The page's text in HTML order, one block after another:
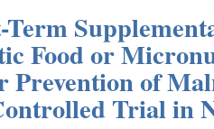
Food or
Prevention of
Trial in